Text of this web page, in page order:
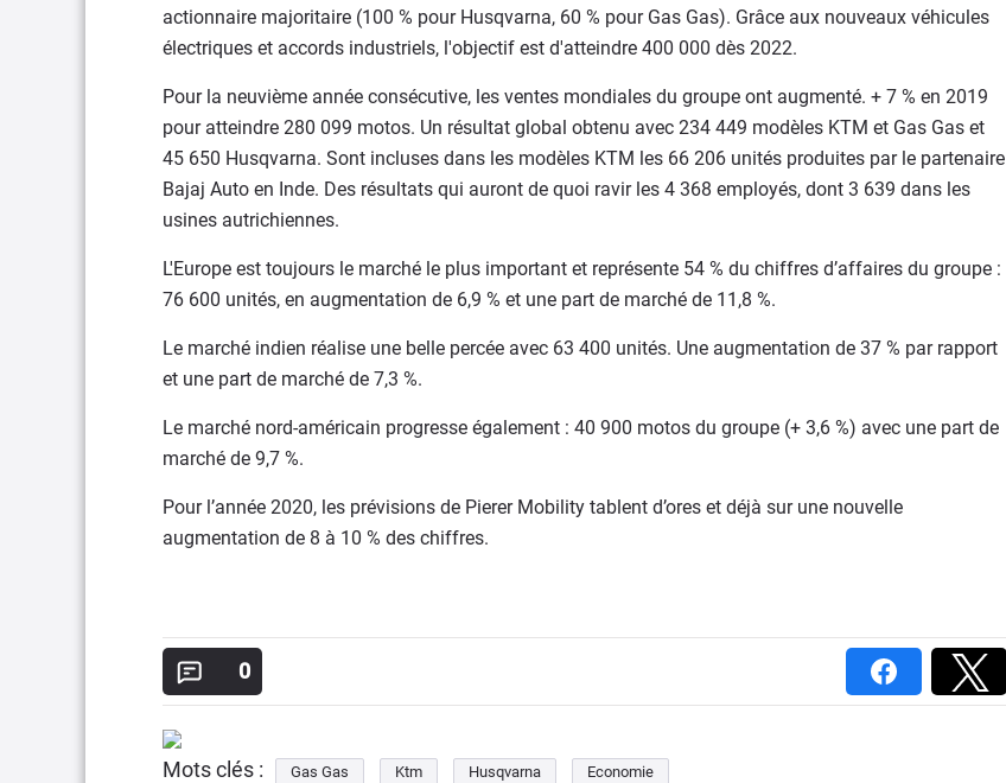
actionnaire majoritaire (100 % pour Husqvarna, 60 % pour Gas Gas). Grâce aux nouveaux véhicules
électriques et accords industriels, l'objectif est d'atteindre 400 000 dès 2022.
Pour la neuvième année consécutive, les ventes mondiales du groupe ont augmenté. + 7 % en 2019
pour atteindre 280 099 motos. Un résultat global obtenu avec 234 449 modèles KTM et Gas Gas et
45 650 Husqvarna. Sont incluses dans les modèles KTM les 66 206 unités produites par le partenaire
Bajaj Auto en Inde. Des résultats qui auront de quoi ravir les 4 368 employés, dont 3 639 dans les
usines autrichiennes.
L'Europe est toujours le marché le plus important et représente 54 % du chiffres d’affaires du groupe :
76 600 unités, en augmentation de 6,9 % et une part de marché de 11,8 %.
Le marché indien réalise une belle percée avec 63 400 unités. Une augmentation de 37 % par rapport
et une part de marché de 7,3 %.
Le marché nord-américain progresse également : 40 900 motos du groupe (+ 3,6 %) avec une part de
marché de 9,7 %.
Pour l’année 2020, les prévisions de Pierer Mobility tablent d’ores et déjà sur une nouvelle
augmentation de 8 à 10 % des chiffres.
0
Mots clés : Gas Gas Ktm Husqvarna Economie